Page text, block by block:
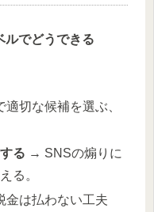
ルでどうできる
切な候補を選ぶ、
る → SNSの煽りに
る。
金は払わない工夫